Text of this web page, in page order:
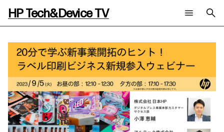
HP Tech&Device TV
全てのコンテンツ
チャンネル
AIの進化と活用事例
製品トレンド & レビュー
サイバーセキュリティ
教育とテクノロジー
タグ
事例
イベントレポート
AI PC
AIワークステーション
ご相談
メールニュース会員登録
HP Tech&Device TV 内のコンテンツを検索します。